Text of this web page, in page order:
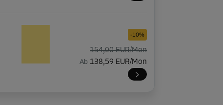
-10%
154,00 EUR/Mon
Ab 138,59 EUR/Mon